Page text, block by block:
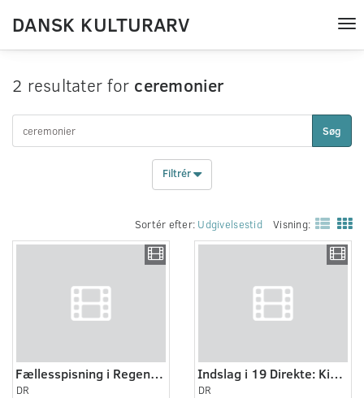
DANSK KULTURARV
2 resultater for ceremonier
Søg
Filtrér
Sortér efter: Udgivelsestid Visning:
Fællesspisning i Regensgården
DR
Indslag i 19 Direkte: Kim Larsen og kirken
DR